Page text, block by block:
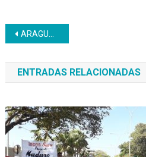
Navegación
de
entradas
ARAGUA | El CFS Textil inició un simulacro de abordaje y traslado de lesionados en la montaña.
ENTRADAS RELACIONADAS